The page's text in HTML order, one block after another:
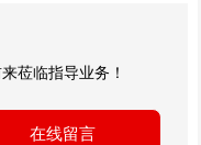
莅临指导业务！
在线留言